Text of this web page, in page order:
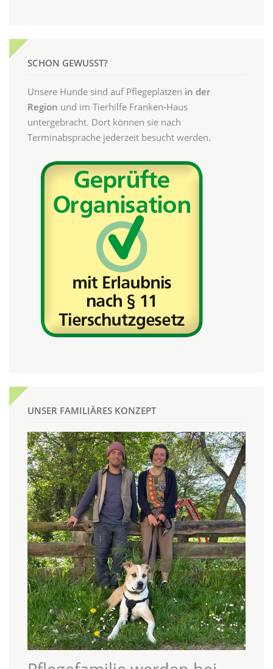
SCHON GEWUSST?
Unsere Hunde sind auf Pflegeplätzen in der
Region und im Tierhilfe Franken-Haus
untergebracht. Dort können sie nach
Terminabsprache jederzeit besucht werden.
UNSER FAMILIÄRES KONZEPT